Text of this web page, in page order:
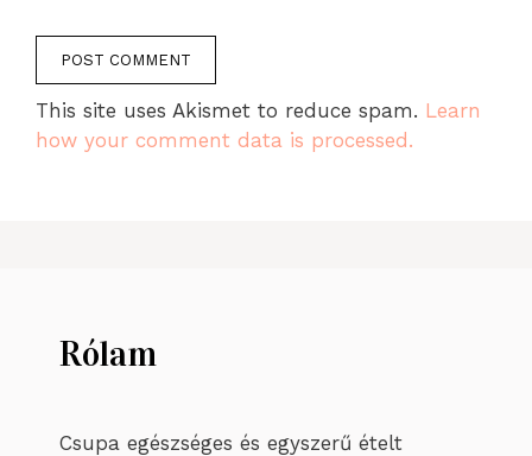
This site uses Akismet to reduce spam. Learn
how your comment data is processed.
Rólam
Csupa egészséges és egyszerű ételt